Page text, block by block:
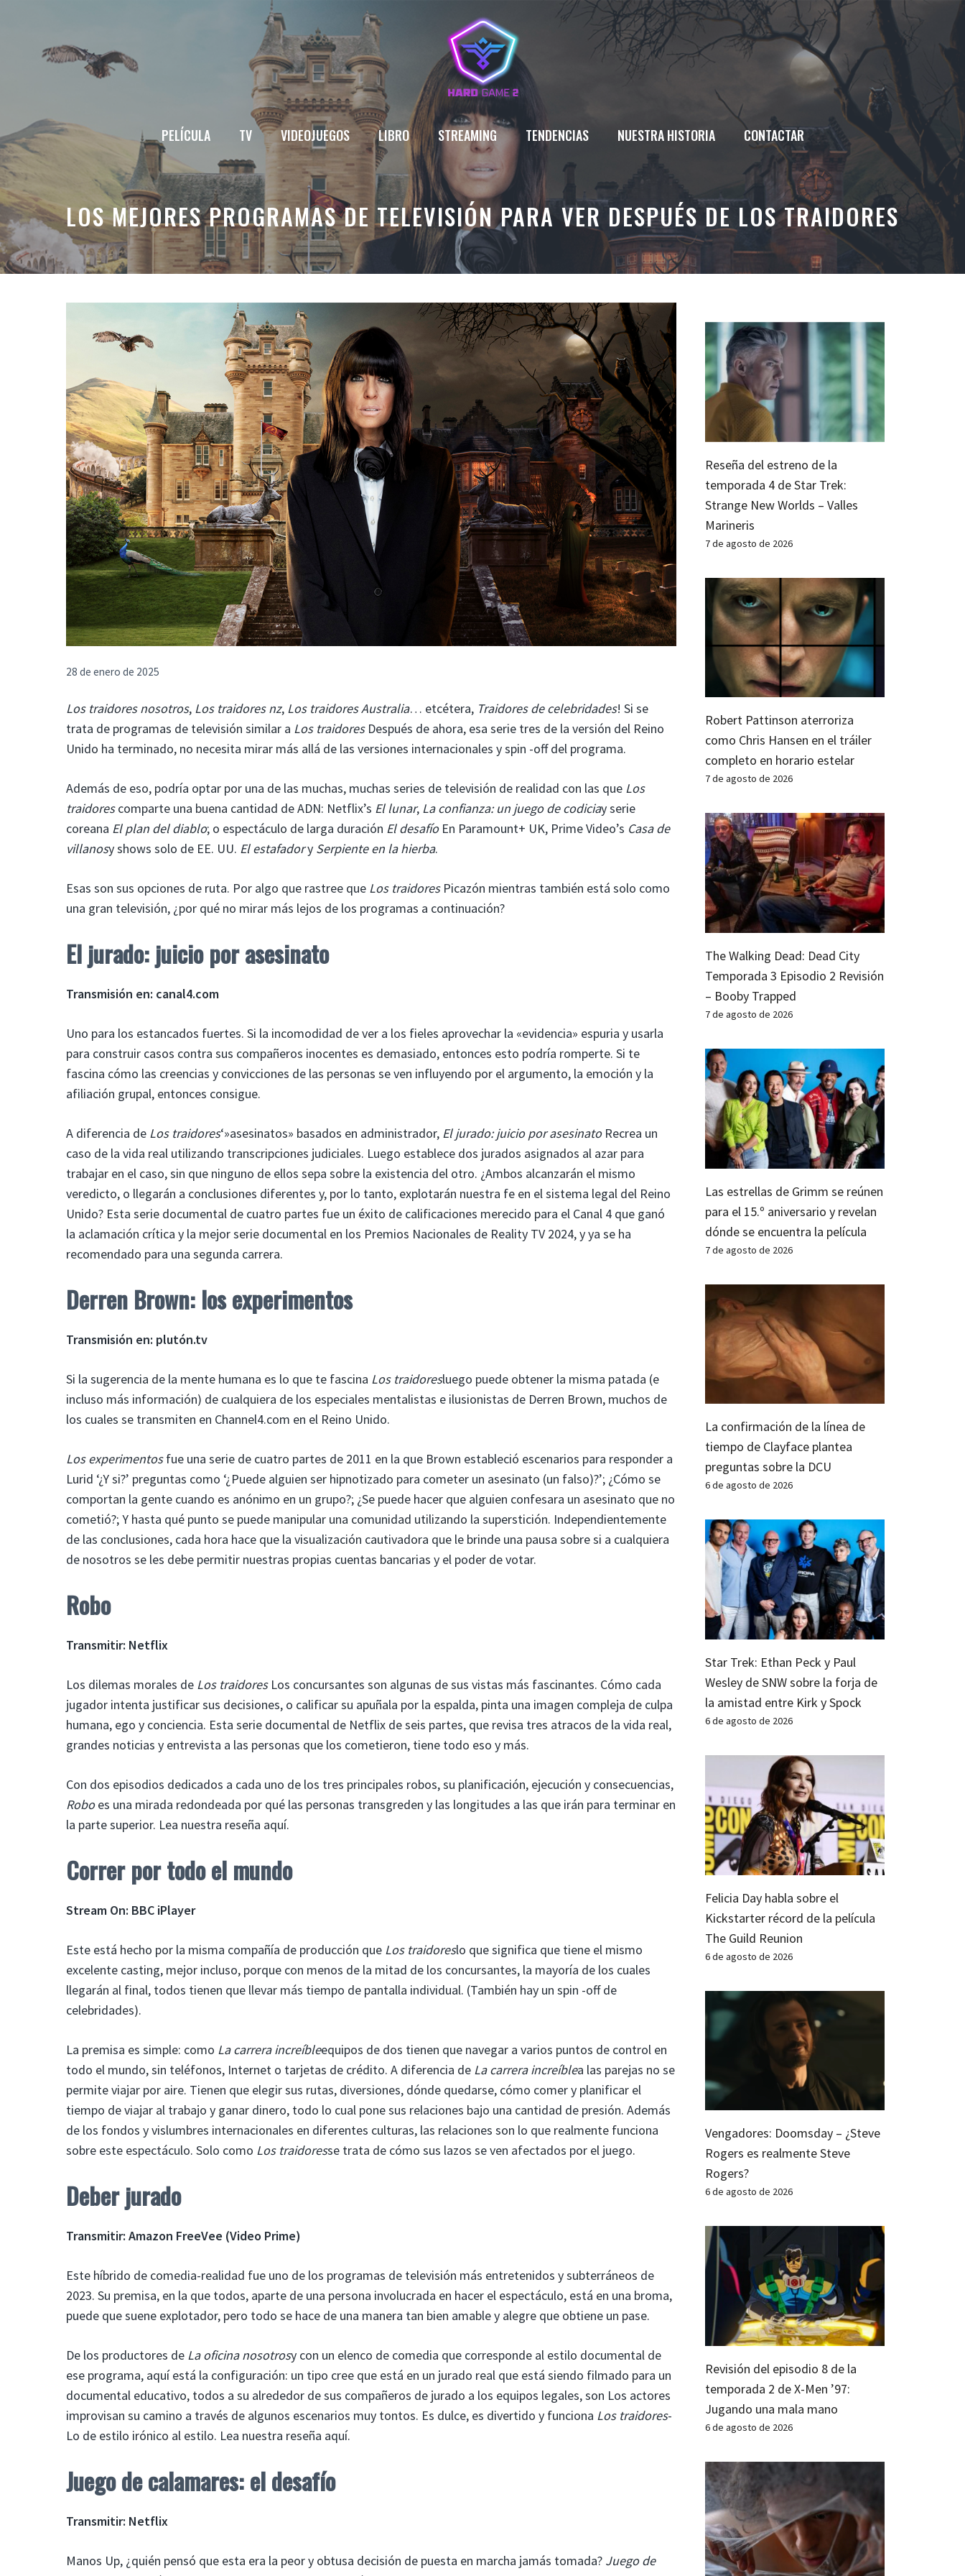
contenido
PELÍCULA TV VIDEOJUEGOS LIBRO STREAMING TENDENCIAS NUESTRA HISTORIA CONTACTAR
LOS MEJORES PROGRAMAS DE TELEVISIÓN PARA VER DESPUÉS DE LOS TRAIDORES
28 de enero de 2025
Los traidores nosotros, Los traidores nz, Los traidores Australia… etcétera, Traidores de celebridades! Si se
trata de programas de televisión similar a Los traidoresDespués de ahora, esa serie tres de la versión del Reino
Unido ha terminado, no necesita mirar más allá de las versiones internacionales y spin -off del programa.
Además de eso, podría optar por una de las muchas, muchas series de televisión de realidad con las que Los
traidorescomparte una buena cantidad de ADN: Netflix’s El lunar, La confianza: un juego de codiciay serie
coreana El plan del diablo; o espectáculo de larga duración El desafíoEn Paramount+ UK, Prime Video’s Casa de
villanosy shows solo de EE. UU. El estafadory Serpiente en la hierba.
Esas son sus opciones de ruta. Por algo que rastree que Los traidoresPicazón mientras también está solo como
una gran televisión, ¿por qué no mirar más lejos de los programas a continuación?
El jurado: juicio por asesinato
Transmisión en: canal4.com
Uno para los estancados fuertes. Si la incomodidad de ver a los fieles aprovechar la «evidencia» espuria y usarla
para construir casos contra sus compañeros inocentes es demasiado, entonces esto podría romperte. Si te
fascina cómo las creencias y convicciones de las personas se ven influyendo por el argumento, la emoción y la
afiliación grupal, entonces consigue.
A diferencia de Los traidores‘»asesinatos» basados ​​en administrador, El jurado: juicio por asesinatoRecrea un
caso de la vida real utilizando transcripciones judiciales. Luego establece dos jurados asignados al azar para
trabajar en el caso, sin que ninguno de ellos sepa sobre la existencia del otro. ¿Ambos alcanzarán el mismo
veredicto, o llegarán a conclusiones diferentes y, por lo tanto, explotarán nuestra fe en el sistema legal del Reino
Unido? Esta serie documental de cuatro partes fue un éxito de calificaciones merecido para el Canal 4 que ganó
la aclamación crítica y la mejor serie documental en los Premios Nacionales de Reality TV 2024, y ya se ha
recomendado para una segunda carrera.
Derren Brown: los experimentos
Transmisión en: plutón.tv
Si la sugerencia de la mente humana es lo que te fascina Los traidoresluego puede obtener la misma patada (e
incluso más información) de cualquiera de los especiales mentalistas e ilusionistas de Derren Brown, muchos de
los cuales se transmiten en Channel4.com en el Reino Unido.
Los experimentosfue una serie de cuatro partes de 2011 en la que Brown estableció escenarios para responder a
Lurid ‘¿Y si?’ preguntas como ‘¿Puede alguien ser hipnotizado para cometer un asesinato (un falso)?’; ¿Cómo se
comportan la gente cuando es anónimo en un grupo?; ¿Se puede hacer que alguien confesara un asesinato que no
cometió?; Y hasta qué punto se puede manipular una comunidad utilizando la superstición. Independientemente
de las conclusiones, cada hora hace que la visualización cautivadora que le brinde una pausa sobre si a cualquiera
de nosotros se les debe permitir nuestras propias cuentas bancarias y el poder de votar.
Robo
Transmitir: Netflix
Los dilemas morales de Los traidoresLos concursantes son algunas de sus vistas más fascinantes. Cómo cada
jugador intenta justificar sus decisiones, o calificar su apuñala por la espalda, pinta una imagen compleja de culpa
humana, ego y conciencia. Esta serie documental de Netflix de seis partes, que revisa tres atracos de la vida real,
grandes noticias y entrevista a las personas que los cometieron, tiene todo eso y más.
Con dos episodios dedicados a cada uno de los tres principales robos, su planificación, ejecución y consecuencias,
Roboes una mirada redondeada por qué las personas transgreden y las longitudes a las que irán para terminar en
la parte superior. Lea nuestra reseña aquí.
Correr por todo el mundo
Stream On: BBC iPlayer
Este está hecho por la misma compañía de producción que Los traidoreslo que significa que tiene el mismo
excelente casting, mejor incluso, porque con menos de la mitad de los concursantes, la mayoría de los cuales
llegarán al final, todos tienen que llevar más tiempo de pantalla individual. (También hay un spin -off de
celebridades).
La premisa es simple: como La carrera increíbleequipos de dos tienen que navegar a varios puntos de control en
todo el mundo, sin teléfonos, Internet o tarjetas de crédito. A diferencia de La carrera increíblea las parejas no se
permite viajar por aire. Tienen que elegir sus rutas, diversiones, dónde quedarse, cómo comer y planificar el
tiempo de viajar al trabajo y ganar dinero, todo lo cual pone sus relaciones bajo una cantidad de presión. Además
de los fondos y vislumbres internacionales en diferentes culturas, las relaciones son lo que realmente funciona
sobre este espectáculo. Solo como Los traidoresse trata de cómo sus lazos se ven afectados por el juego.
Deber jurado
Transmitir: Amazon FreeVee (Video Prime)
Este híbrido de comedia-realidad fue uno de los programas de televisión más entretenidos y subterráneos de
2023. Su premisa, en la que todos, aparte de una persona involucrada en hacer el espectáculo, está en una broma,
puede que suene explotador, pero todo se hace de una manera tan bien amable y alegre que obtiene un pase.
De los productores de La oficina nosotrosy con un elenco de comedia que corresponde al estilo documental de
ese programa, aquí está la configuración: un tipo cree que está en un jurado real que está siendo filmado para un
documental educativo, todos a su alrededor de sus compañeros de jurado a los equipos legales, son Los actores
improvisan su camino a través de algunos escenarios muy tontos. Es dulce, es divertido y funciona Los traidores-
Lo de estilo irónico al estilo. Lea nuestra reseña aquí.
Juego de calamares: el desafío
Transmitir: Netflix
Manos Up, ¿quién pensó que esta era la peor y obtusa decisión de puesta en marcha jamás tomada? Juego de
Reseña del estreno de la
temporada 4 de Star Trek:
Strange New Worlds – Valles
Marineris
7 de agosto de 2026
Robert Pattinson aterroriza
como Chris Hansen en el tráiler
completo en horario estelar
7 de agosto de 2026
The Walking Dead: Dead City
Temporada 3 Episodio 2 Revisión
– Booby Trapped
7 de agosto de 2026
Las estrellas de Grimm se reúnen
para el 15.º aniversario y revelan
dónde se encuentra la película
7 de agosto de 2026
La confirmación de la línea de
tiempo de Clayface plantea
preguntas sobre la DCU
6 de agosto de 2026
Star Trek: Ethan Peck y Paul
Wesley de SNW sobre la forja de
la amistad entre Kirk y Spock
6 de agosto de 2026
Felicia Day habla sobre el
Kickstarter récord de la película
The Guild Reunion
6 de agosto de 2026
Vengadores: Doomsday – ¿Steve
Rogers es realmente Steve
Rogers?
6 de agosto de 2026
Revisión del episodio 8 de la
temporada 2 de X-Men ’97:
Jugando una mala mano
6 de agosto de 2026